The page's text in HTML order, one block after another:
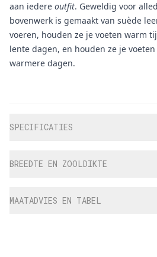
aan iedere outfit. Geweldig voor
bovenwerk is gemaakt van suède
voeren, houden ze je voeten warm
lente dagen, en houden ze je
warmere dagen.
SPECIFICATIES
BREEDTE EN ZOOLDIKTE
MAATADVIES EN TABEL